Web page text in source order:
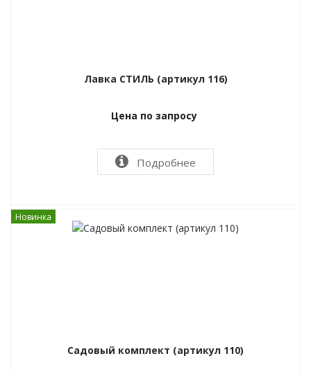
Лавка СТИЛЬ (артикул 116)
Цена по запросу
Подробнее
Новинка
Садовый комплект (артикул 110)